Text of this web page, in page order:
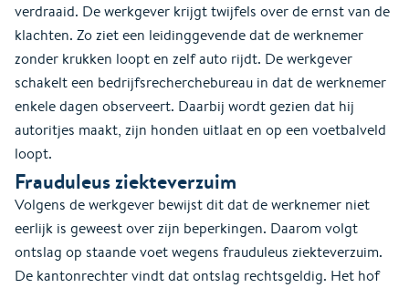
verdraaid. De werkgever krijgt twijfels over de ernst van de
klachten. Zo ziet een leidinggevende dat de werknemer
zonder krukken loopt en zelf auto rijdt. De werkgever
schakelt een bedrijfsrecherchebureau in dat de werknemer
enkele dagen observeert. Daarbij wordt gezien dat hij
autoritjes maakt, zijn honden uitlaat en op een voetbalveld
loopt.
Frauduleus ziekteverzuim
Volgens de werkgever bewijst dit dat de werknemer niet
eerlijk is geweest over zijn beperkingen. Daarom volgt
ontslag op staande voet wegens frauduleus ziekteverzuim.
De kantonrechter vindt dat ontslag rechtsgeldig. Het hof